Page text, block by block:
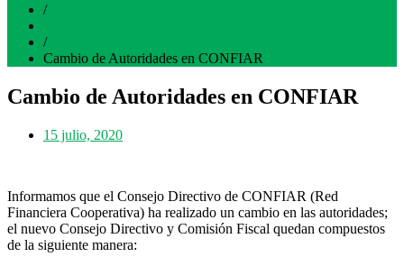
/
/
Cambio de Autoridades en CONFIAR
Cambio de Autoridades en CONFIAR
15 julio, 2020
Informamos que el Consejo Directivo de CONFIAR (Red
Financiera Cooperativa) ha realizado un cambio en las autoridades;
el nuevo Consejo Directivo y Comisión Fiscal quedan compuestos
de la siguiente manera: